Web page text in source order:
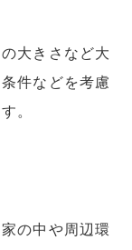
大きさなど大
件などを考慮
。
の中や周辺環